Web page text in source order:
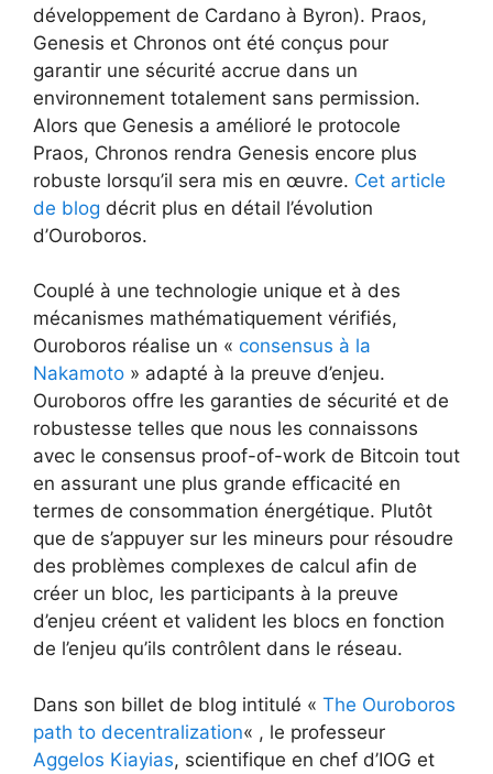
développement de Cardano à Byron). Praos,
Genesis et Chronos ont été conçus pour
garantir une sécurité accrue dans un
environnement totalement sans permission.
Alors que Genesis a amélioré le protocole
Praos, Chronos rendra Genesis encore plus
robuste lorsqu’il sera mis en œuvre. Cet article
de blog décrit plus en détail l’évolution
d’Ouroboros.
Couplé à une technologie unique et à des
mécanismes mathématiquement vérifiés,
Ouroboros réalise un « consensus à la
Nakamoto » adapté à la preuve d’enjeu.
Ouroboros offre les garanties de sécurité et de
robustesse telles que nous les connaissons
avec le consensus proof-of-work de Bitcoin tout
en assurant une plus grande efficacité en
termes de consommation énergétique. Plutôt
que de s’appuyer sur les mineurs pour résoudre
des problèmes complexes de calcul afin de
créer un bloc, les participants à la preuve
d’enjeu créent et valident les blocs en fonction
de l’enjeu qu’ils contrôlent dans le réseau.
Dans son billet de blog intitulé « The Ouroboros
path to decentralization« , le professeur
Aggelos Kiayias, scientifique en chef d’IOG et